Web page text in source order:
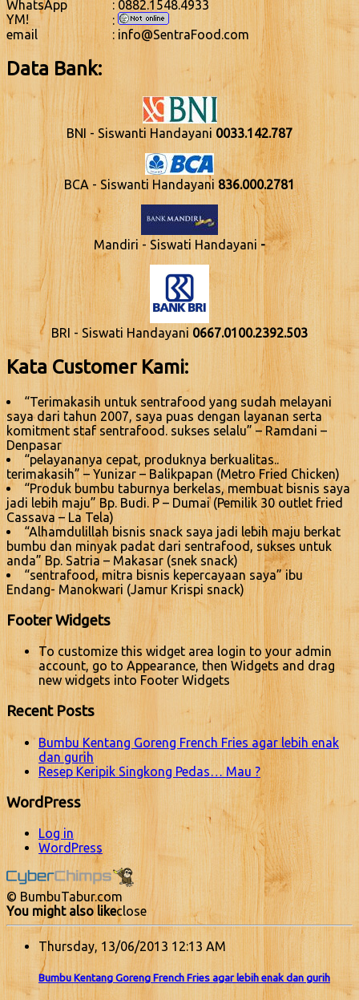
WhatsApp
: 0882.1548.4933
YM!
:
email
: info@SentraFood.com
Data Bank:
BNI - Siswanti Handayani 0033.142.787
BCA - Siswanti Handayani 836.000.2781
Mandiri - Siswati Handayani -
BRI - Siswati Handayani 0667.0100.2392.503
Kata Customer Kami:
“Terimakasih untuk sentrafood yang sudah melayani
saya dari tahun 2007, saya puas dengan layanan serta
komitment staf sentrafood. sukses selalu” – Ramdani –
Denpasar
“pelayananya cepat, produknya berkualitas..
terimakasih” – Yunizar – Balikpapan (Metro Fried Chicken)
“Produk bumbu taburnya berkelas, membuat bisnis saya
jadi lebih maju” Bp. Budi. P – Dumai (Pemilik 30 outlet fried
Cassava – La Tela)
“Alhamdulillah bisnis snack saya jadi lebih maju berkat
bumbu dan minyak padat dari sentrafood, sukses untuk
anda” Bp. Satria – Makasar (snek snack)
“sentrafood, mitra bisnis kepercayaan saya” ibu
Endang- Manokwari (Jamur Krispi snack)
Footer Widgets
To customize this widget area login to your admin
account, go to Appearance, then Widgets and drag
new widgets into Footer Widgets
Recent Posts
Bumbu Kentang Goreng French Fries agar lebih enak
dan gurih
Resep Keripik Singkong Pedas… Mau ?
WordPress
Log in
WordPress
© BumbuTabur.com
You might also likeclose
Thursday, 13/06/2013 12:13 AM
Bumbu Kentang Goreng French Fries agar lebih enak dan gurih